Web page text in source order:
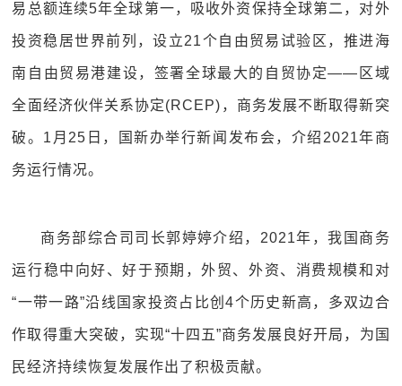
易总额连续5年全球第一，吸收外资保持全球第二，对外
投资稳居世界前列，设立21个自由贸易试验区，推进海
南自由贸易港建设，签署全球最大的自贸协定——区域
全面经济伙伴关系协定(RCEP)，商务发展不断取得新突
破。1月25日，国新办举行新闻发布会，介绍2021年商
务运行情况。
商务部综合司司长郭婷婷介绍，2021年，我国商务
运行稳中向好、好于预期，外贸、外资、消费规模和对
“一带一路”沿线国家投资占比创4个历史新高，多双边合
作取得重大突破，实现“十四五”商务发展良好开局，为国
民经济持续恢复发展作出了积极贡献。